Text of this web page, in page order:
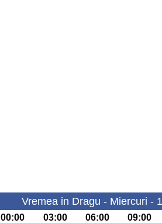
Vremea in Dragu - Miercuri -
00:00 03:00 06:00 09:00